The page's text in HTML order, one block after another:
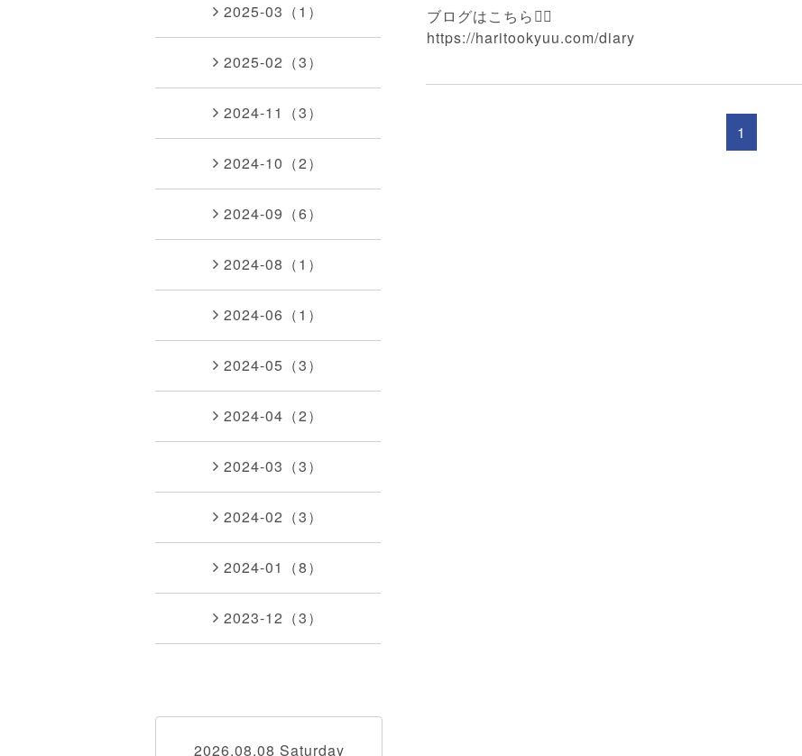
ブログはこちら💁‍♂️
https://haritookyuu.com/diary
1
2025-03（1）
2025-02（3）
2024-11（3）
2024-10（2）
2024-09（6）
2024-08（1）
2024-06（1）
2024-05（3）
2024-04（2）
2024-03（3）
2024-02（3）
2024-01（8）
2023-12（3）
2026.08.08 Saturday